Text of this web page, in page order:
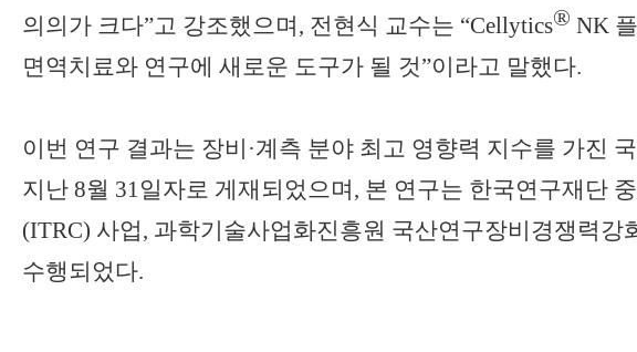
의의가 크다”고 강조했으며, 전현식 교수는 “Cellytics® NK
면역치료와 연구에 새로운 도구가 될 것”이라고 말했다.
이번 연구 결과는 장비 ·계측 분야 최고 영향력 지수를 가진
지난 8월 31일자로 게재되었으며, 본 연구는 한국연구재단
(ITRC) 사업, 과학기술사업화진흥원 국산연구장비경쟁력강
수행되었다.